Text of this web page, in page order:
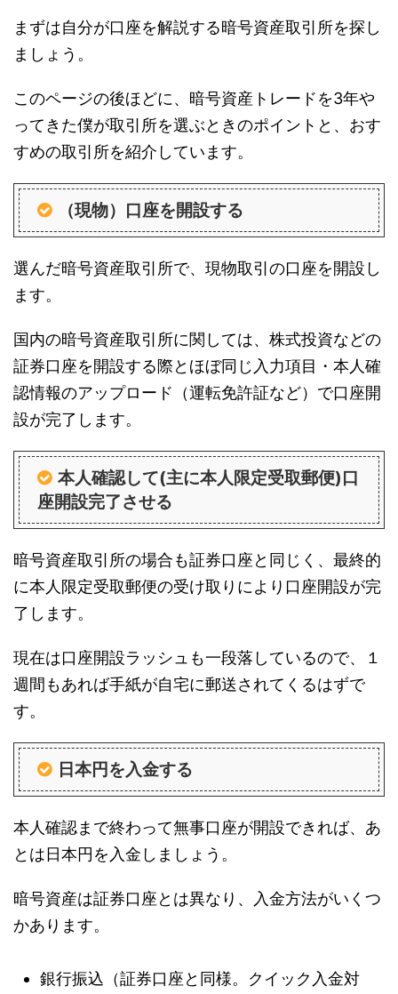
まずは自分が口座を解説する暗号資産取引所を探し
ましょう。
このページの後ほどに、暗号資産トレードを3年や
ってきた僕が取引所を選ぶときのポイントと、おす
すめの取引所を紹介しています。
（現物）口座を開設する
選んだ暗号資産取引所で、現物取引の口座を開設し
ます。
国内の暗号資産取引所に関しては、株式投資などの
証券口座を開設する際とほぼ同じ入力項目・本人確
認情報のアップロード（運転免許証など）で口座開
設が完了します。
本人確認して(主に本人限定受取郵便)口
座開設完了させる
暗号資産取引所の場合も証券口座と同じく、最終的
に本人限定受取郵便の受け取りにより口座開設が完
了します。
現在は口座開設ラッシュも一段落しているので、１
週間もあれば手紙が自宅に郵送されてくるはずで
す。
日本円を入金する
本人確認まで終わって無事口座が開設できれば、あ
とは日本円を入金しましょう。
暗号資産は証券口座とは異なり、入金方法がいくつ
かあります。
銀行振込（証券口座と同様。クイック入金対